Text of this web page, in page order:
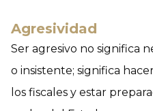
Agresividad
Ser agresivo no significa
o insistente; significa
los fiscales y estar